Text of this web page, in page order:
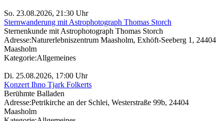
So. 23.08.2026, 21:30 Uhr
Sternwanderung mit Astrophotograph Thomas Storch
Sternenkunde mit Astrophotograph Thomas Storch
Adresse:Naturerlebniszentrum Maasholm, Exhöft-Seeberg 1, 24404
Maasholm
Kategorie:Allgemeines
Di. 25.08.2026, 17:00 Uhr
Konzert Ihno Tjark Folkerts
Berühmte Balladen
Adresse:Petrikirche an der Schlei, Westerstraße 99b, 24404
Maasholm